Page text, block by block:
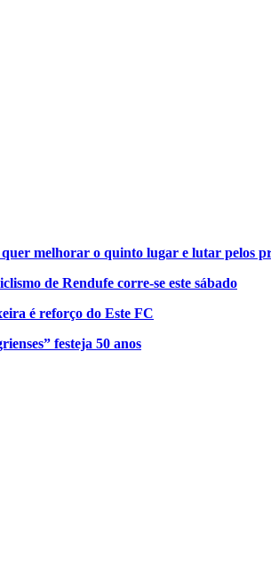
quer melhorar o quinto lugar e lutar pelos
de Rendufe corre-se este sábado
é reforço do Este FC
festeja 50 anos